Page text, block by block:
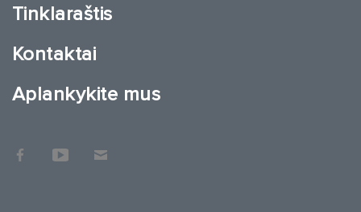
Tinklaraštis
Kontaktai
Aplankykite mus